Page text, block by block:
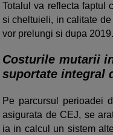
Totalul va reflecta faptul
si cheltuieli, in calitate
vor prelungi si dupa 2019.
Costurile mutarii
suportate integral
Pe parcursul perioadei
asigurata de CEJ, se
ia in calcul un sistem